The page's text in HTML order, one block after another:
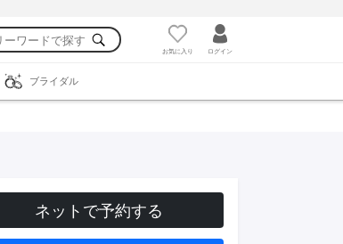
お気に入り ログイン
ブライダル
ネットで予約する